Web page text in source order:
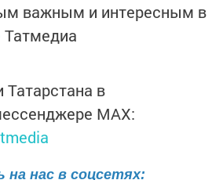
важным и интересным в
Татмедиа
Татарстана в
MАХ:
нас в соцсетях: